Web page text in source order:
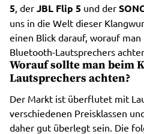
5 , der JBL Flip 5 und der
uns in die Welt dieser
einen Blick darauf, worauf
Bluetooth-Lautsprechers
Worauf sollte man beim
Lautsprechers achten?
Der Markt ist überflutet mit
verschiedenen Preisklassen
daher gut überlegt sein. Die